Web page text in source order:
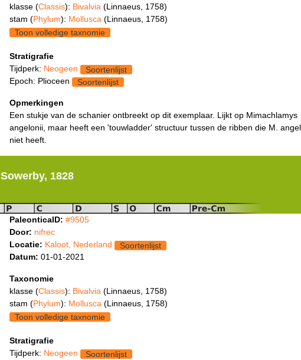
klasse (Classis): Bivalvia (Linnaeus, 1758)
stam (Phylum): Mollusca (Linnaeus, 1758)
Toon volledige taxnomie
Stratigrafie
Tijdperk: Neogeen
Soortenlijst
Epoch: Plioceen
Soortenlijst
Opmerkingen
Een stukje van de schanier ontbreekt op dit exemplaar. Lijkt op Mimachlamys
angelonii, maar heeft een 'touwladder' structuur tussen de ribben die M.
niet heeft.
Sowerby, 1828
PaleonticaID: #9505
Door: nifrec
Locatie: Kaloot, Nederland
Soortenlijst
Datum: 01-01-2021
Taxonomie
klasse (Classis): Bivalvia (Linnaeus, 1758)
stam (Phylum): Mollusca (Linnaeus, 1758)
Toon volledige taxnomie
Stratigrafie
Tijdperk: Neogeen
Soortenlijst